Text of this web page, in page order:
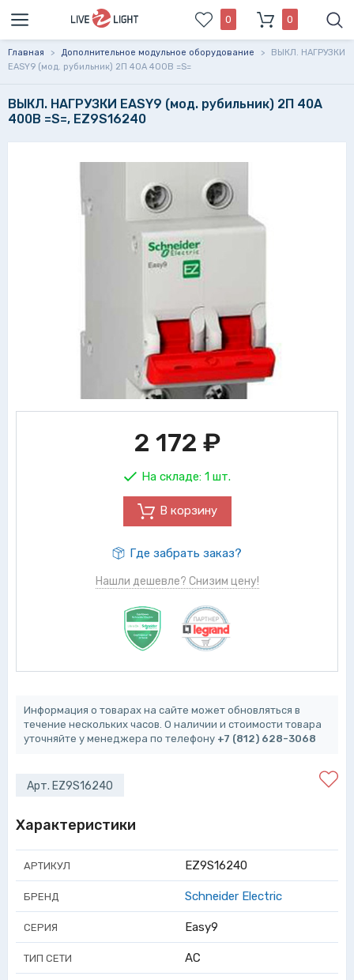
0 0
Главная > Дополнительное модульное оборудование >
ВЫКЛ. НАГРУЗКИ
EASY9 (мод. рубильник) 2П 40А 400В =S=
ВЫКЛ. НАГРУЗКИ EASY9 (мод. рубильник) 2П 40А
400В =S=, EZ9S16240
2 172 ₽
На складе: 1 шт.
В корзину
Где забрать заказ?
Нашли дешевле? Снизим цену!
Информация о товарах на сайте может обновляться в
течение нескольких часов. О наличии и стоимости товара
уточняйте у менеджера по телефону +7 (812) 628-3068
Арт. EZ9S16240
Характеристики
АРТИКУЛ EZ9S16240
БРЕНД Schneider Electric
СЕРИЯ Easy9
ТИП СЕТИ AC